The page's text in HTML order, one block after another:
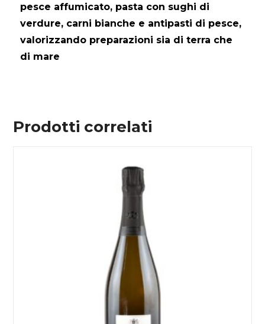
pesce affumicato, pasta con sughi di
verdure, carni bianche e antipasti di pesce,
valorizzando preparazioni sia di terra che
di mare
Prodotti correlati